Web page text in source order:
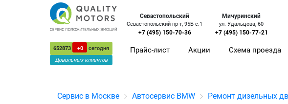
652873 +0
сегодня
Довольных клиентов
Севастопольский
Севастопольский пр-т, 95Б с.1
+7 (495) 150-70-36
Мичуринский
ул. Удальцова, 60
+7 (495) 150-77-21
Прайс-лист Акции Схема проезда
Сервис в Москве Автосервис BMW Ремонт дизельных